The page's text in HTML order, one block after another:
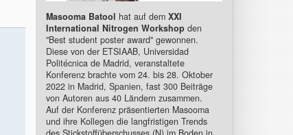
Masooma Batool hat auf dem XXI
International Nitrogen Workshopden
"Best student poster award" gewonnen.
Diese von der ETSIAAB, Universidad
Politécnica de Madrid, veranstaltete
Konferenz brachte vom 24. bis 28. Oktober
2022 in Madrid, Spanien, fast 300 Beiträge
von Autoren aus 40 Ländern zusammen.
Auf der Konferenz präsentierten Masooma
und ihre Kollegen die langfristigen Trends